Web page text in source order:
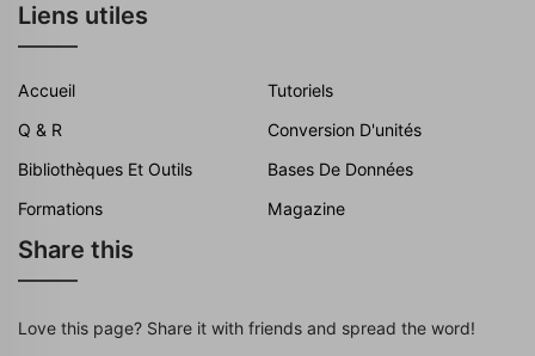
Liens utiles
Accueil
Tutoriels
Q & R
Conversion D'unités
Bibliothèques Et Outils
Bases De Données
Formations
Magazine
Share this
Love this page? Share it with friends and spread the word!